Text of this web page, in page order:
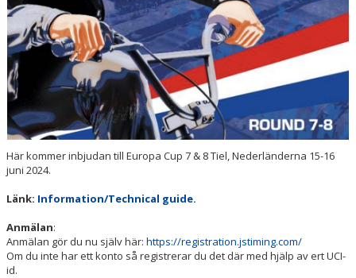
Här kommer inbjudan till Europa Cup 7 & 8 Tiel, Nederländerna 15-16
juni 2024.
Länk: Information/Technical guide.
Anmälan:
Anmälan gör du nu själv här: https://registration.jstiming.com/
Om du inte har ett konto så registrerar du det där med hjälp av ert UCI-
id.